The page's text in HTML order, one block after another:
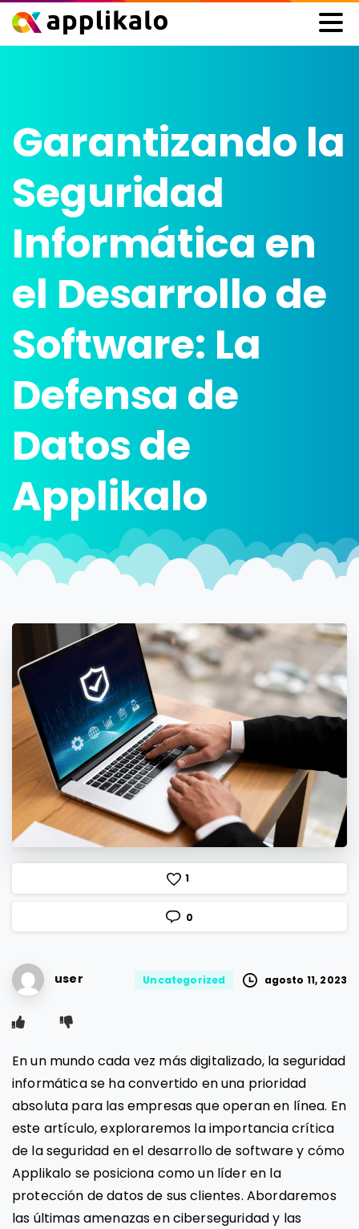
Garantizando la
Seguridad
Informática en
el Desarrollode
Software: La
Defensa de
Datosde
Applikalo
1
0
user Uncategorized agosto 11, 2023
En un mundo cada vez más digitalizado, la seguridad
informática se ha convertido en una prioridad
absoluta para las empresas que operan en línea. En
este artículo, exploraremos la importancia crítica
de la seguridad en el desarrollo de software y cómo
Applikalo se posiciona como un líder en la
protección de datos de sus clientes. Abordaremos
las últimas amenazas en ciberseguridad y las